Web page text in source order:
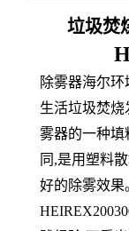
垃圾焚
除雾器海尔环
生活垃圾焚
雾器的一种填
同,是用塑料
好的除雾效果